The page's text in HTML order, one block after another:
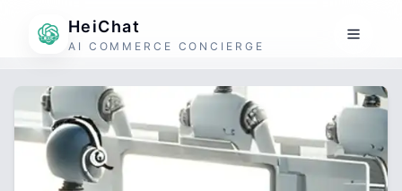
HeiChat
AI COMMERCE CONCIERGE